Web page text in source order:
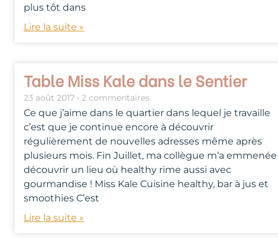
plus tôt dans
Lire la suite »
Table Miss Kale dans le Sentier
23 août 2017 2 commentaires
Ce que j’aime dans le quartier dans lequel je travaille
c’est que je continue encore à découvrir
régulièrement de nouvelles adresses même après
plusieurs mois. Fin Juillet, ma collègue m’a emmenée
découvrir un lieu où healthy rime aussi avec
gourmandise ! Miss Kale Cuisine healthy, bar à jus et
smoothies C’est
Lire la suite »